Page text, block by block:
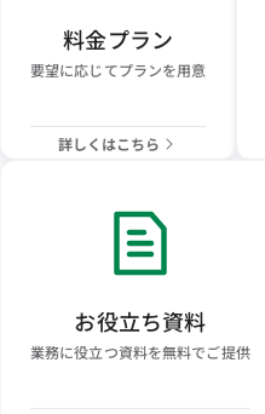
料金プラン
要望に応じてプランを用意
詳しくはこちら
お役立ち資料
業務に役立つ資料を無料でご提供